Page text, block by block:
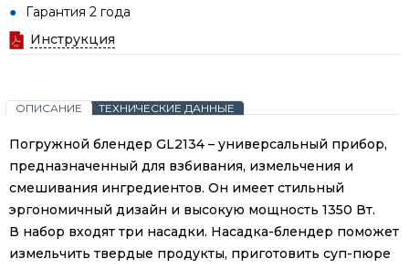
Гарантия 2 года
Инструкция
ОПИСАНИЕ ТЕХНИЧЕСКИЕ ДАННЫЕ
Погружной блендер GL2134 – универсальный прибор,
предназначенный для взбивания, измельчения и
смешивания ингредиентов. Он имеет стильный
эргономичный дизайн и высокую мощность 1350 Вт.
В набор входят три насадки. Насадка-блендер поможет
измельчить твердые продукты, приготовить суп-пюре